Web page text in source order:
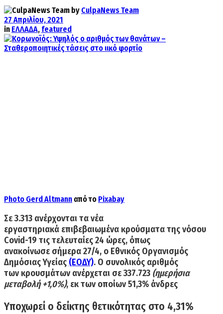
by CulpaNews Team
27 Απριλίου, 2021
in ΕΛΛΑΔΑ, featured
Photo Gerd Altmann από το Pixabay
Σε3.313 ανέρχονται τα νέα
εργαστηριακά επιβεβαιωμένακρούσματατης νόσου
Covid-19 τις τελευταίες 24 ώρες, όπως
ανακοίνωσε σήμερα 27/4, ο Εθνικός Οργανισμός
Δημόσιας Υγείας (ΕΟΔΥ). Ο συνολικός αριθμός
των κρουσμάτων ανέρχεται σε337.723 (ημερήσια
μεταβολή +1,0%), εκ των οποίων 51,3% άνδρες
Υποχωρεί ο δείκτης θετικότητας στο 4,31%